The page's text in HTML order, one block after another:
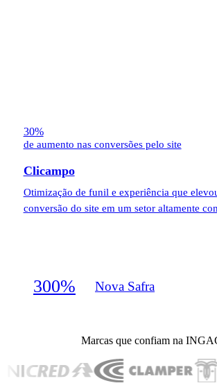
30%
de aumento nas conversões pelo site
Clicampo
Otimização de funil e experiência que
conversão do site em um setor altamente
300% Nova Safra
Marcas que confiam na